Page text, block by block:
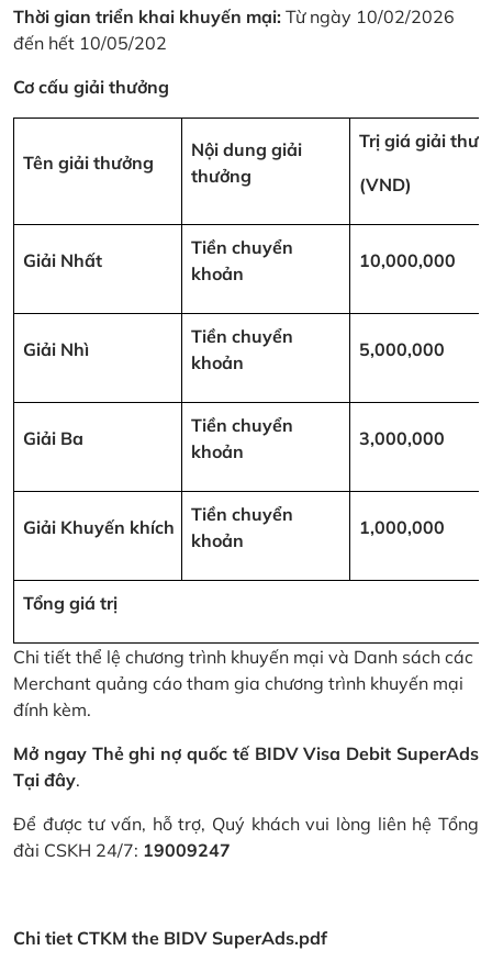
Thời gian triển khai khuyến mại: Từ ngày 10/02/2026
đến hết 10/05/202
Cơ cấu giải thưởng
Tên giải thưởng
Nội dung giải
thưởng
Trị giá giải
(VND)
Giải Nhất
Tiền chuyển
khoản
10,000,000
Giải Nhì
Tiền chuyển
khoản
5,000,000
Giải Ba
Tiền chuyển
khoản
3,000,000
Giải Khuyến khích
Tiền chuyển
khoản
1,000,000
Tổng giá trị
Chi tiết thể lệ chương trình khuyến mại và Danh sách các
Merchant quảng cáo tham gia chương trình khuyến mại
đính kèm.
Mở ngay Thẻ ghi nợ quốc tế BIDV Visa Debit SuperAds
Tại đây.
Để được tư vấn, hỗ trợ, Quý khách vui lòng liên hệ Tổng
đài CSKH 24/7: 19009247
Chi tiet CTKM the BIDV SuperAds.pdf